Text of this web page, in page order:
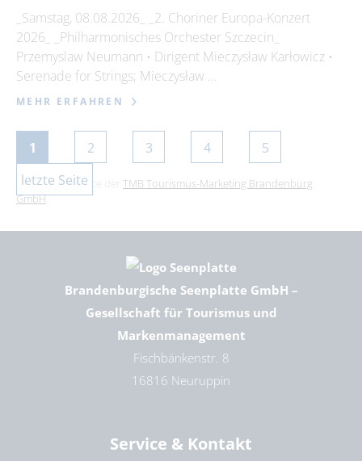
_Samstag, 08.08.2026_ _2. Choriner Europa-Konzert
2026_ _Philharmonisches Orchester Szczecin_
Przemyslaw Neumann • Dirigent Mieczysław Karłowicz •
Serenade for Strings; Mieczysław …
MEHR ERFAHREN
1 2 3 4
5
letzte Seite
Dies ist ein Service der TMB Tourismus-Marketing Brandenburg
GmbH.
Brandenburgische Seenplatte GmbH –
Gesellschaft für Tourismus und
Markenmanagement
Fischbänkenstr. 8
16816 Neuruppin
Service & Kontakt